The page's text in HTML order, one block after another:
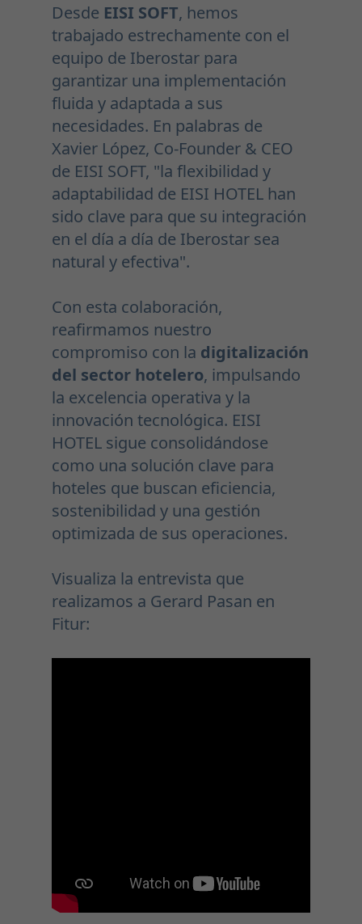
Desde EISI SOFT, hemos
trabajado estrechamente con el
equipo de Iberostar para
garantizar una implementación
fluida y adaptada a sus
necesidades. En palabras de
Xavier López, Co-Founder & CEO
de EISI SOFT, "la flexibilidad y
adaptabilidad de EISI HOTEL han
sido clave para que su integración
en el día a día de Iberostar sea
natural y efectiva".
Con esta colaboración,
reafirmamos nuestro
compromiso con la digitalización
del sector hotelero, impulsando
la excelencia operativa y la
innovación tecnológica. EISI
HOTEL sigue consolidándose
como una solución clave para
hoteles que buscan eficiencia,
sostenibilidad y una gestión
optimizada de sus operaciones.
Visualiza la entrevista que
realizamos a Gerard Pasan en
Fitur: